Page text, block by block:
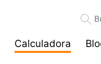
Calculadora